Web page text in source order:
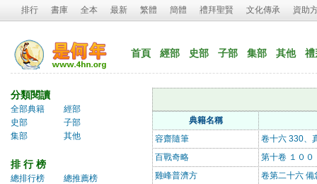
排行 書庫 全本 最新 繁體 簡體 禮拜聖賢 文化傳承 資助
首頁 經部 史部 子部 集部 其他 禮
分類閱讀
全部典籍
經部
史部
子部
集部
其他
排 行 榜
總排行榜
總推薦榜
典籍名稱
容齋隨筆
卷十六 330、
百戰奇略
第十卷 １００
雞峰普濟方
卷第二十六 備